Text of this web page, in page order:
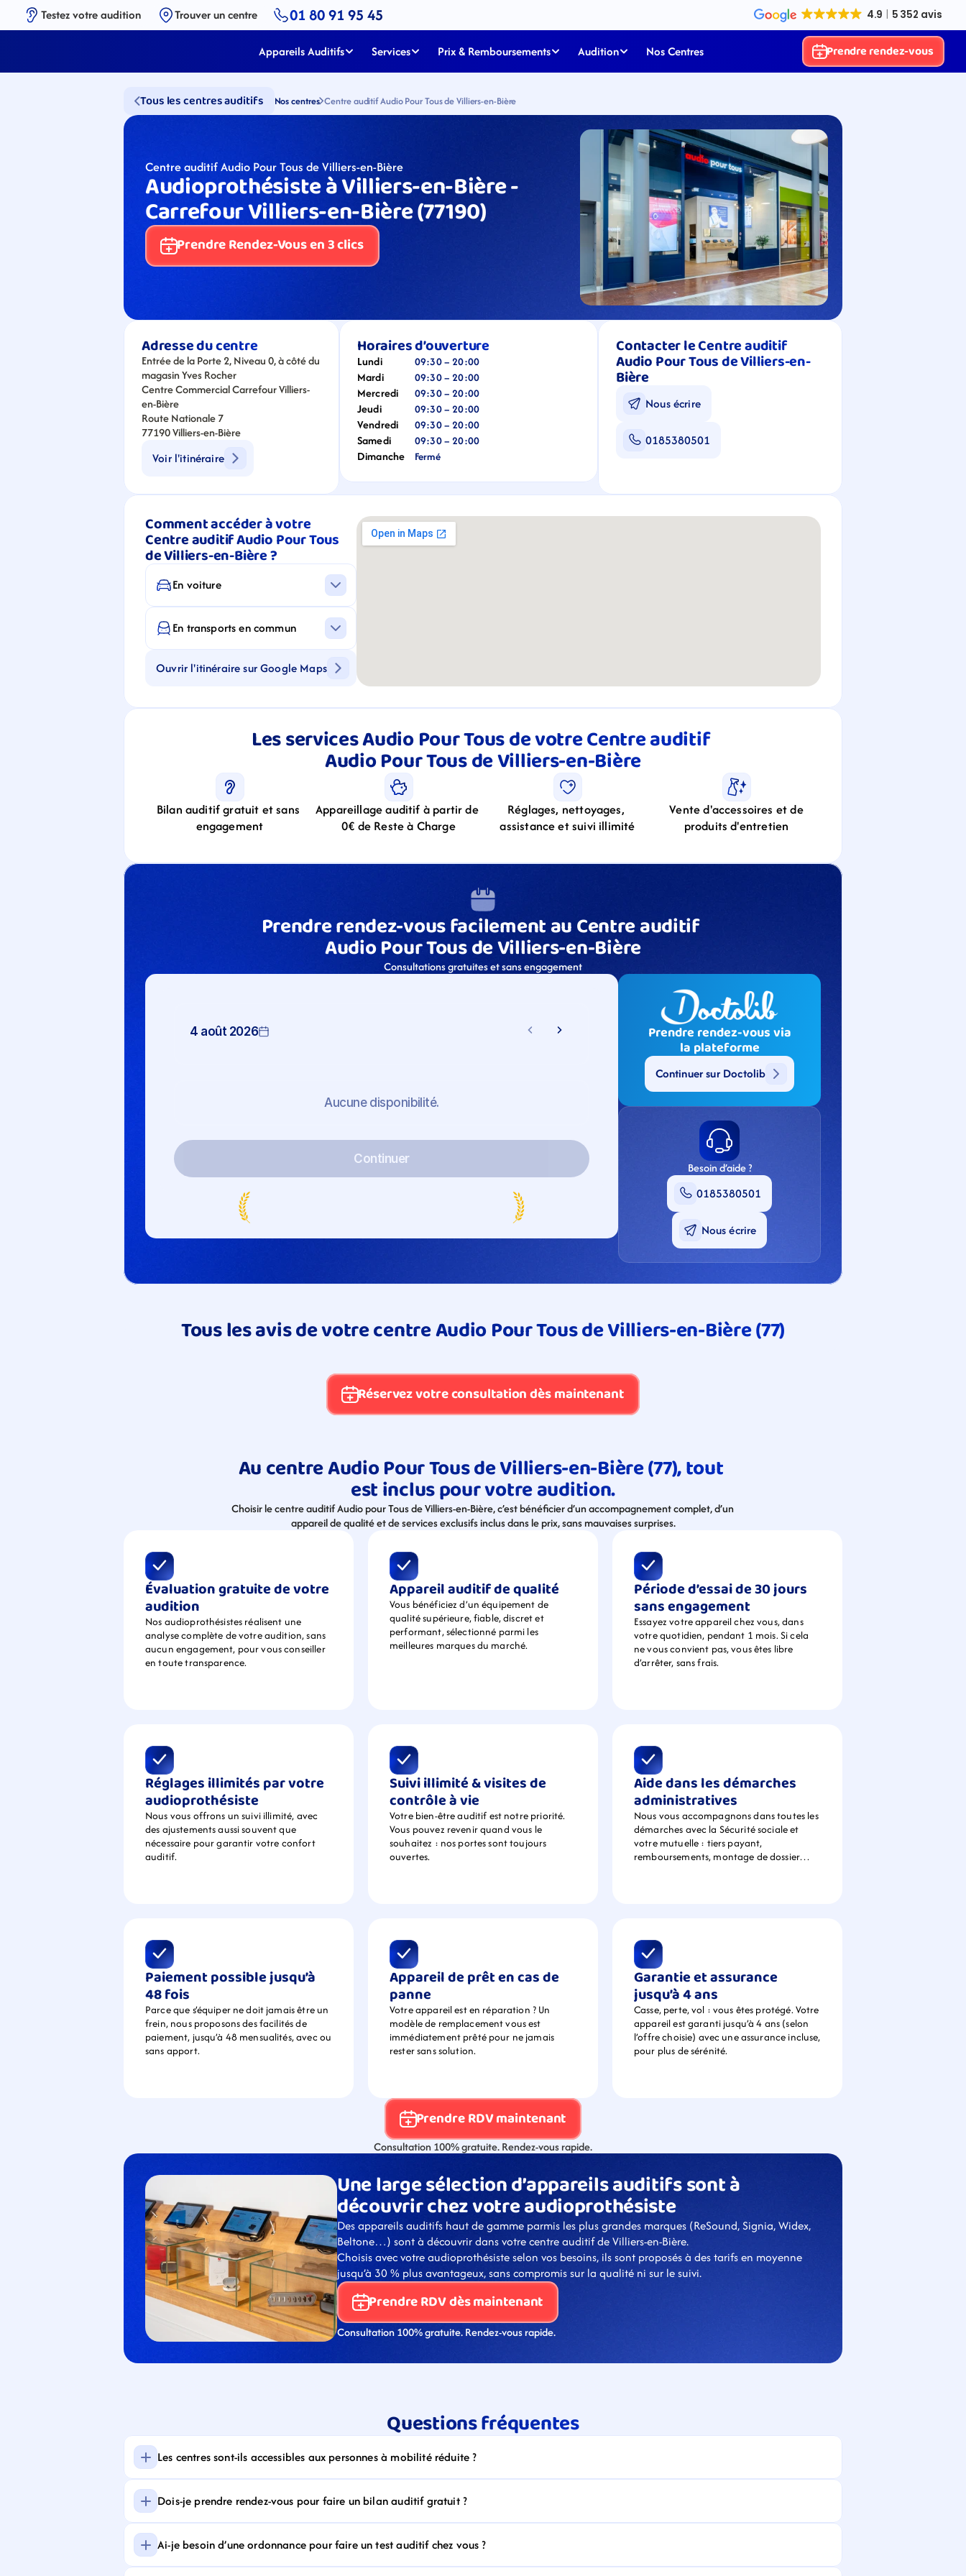
Testez votre audition Trouver un centre 01 80 91 95 45
Appareils Auditifs Services Prix & Remboursements Audition Nos Centres Prendre rendez-vous
Tous les centres auditifs Nos centres Centre auditif Audio Pour Tous de Villiers-en-Bière
Centre auditif Audio Pour Tous de Villiers-en-Bière
Audioprothésiste à Villiers-en-Bière -
Carrefour Villiers-en-Bière (77190)
Prendre Rendez-Vous en 3 clics
Adresse du centre
Entrée de la Porte 2, Niveau 0, à côté du
magasin Yves Rocher
Centre Commercial Carrefour Villiers-
en-Bière
Route Nationale 7
77190 Villiers-en-Bière
Voir l'itinéraire
Horaires d’ouverture
Lundi 09:30 – 20:00
Mardi 09:30 – 20:00
Mercredi 09:30 – 20:00
Jeudi 09:30 – 20:00
Vendredi 09:30 – 20:00
Samedi 09:30 – 20:00
Dimanche Fermé
Contacter le Centre auditif
Audio Pour Tous de Villiers-en-
Bière
Nous écrire
0185380501
Comment accéder à votre
Centre auditif Audio Pour Tous
de Villiers-en-Bière ?
En voiture
En transports en commun
Ouvrir l'itinéraire sur Google Maps
Les services Audio Pour Tous de votre Centre auditif
Audio Pour Tous de Villiers-en-Bière
Bilan auditif gratuit et sans
engagement
Appareillage auditif à partir de
0€ de Reste à Charge
Réglages, nettoyages,
assistance et suivi illimité
Vente d'accessoires et de
produits d'entretien
Prendre rendez-vous facilement au Centre auditif
Audio Pour Tous de Villiers-en-Bière
Consultations gratuites et sans engagement
4 août 2026
Aucune disponibilité.
Continuer
Prendre rendez-vous via
la plateforme
Continuer sur Doctolib
Besoin d’aide ?
0185380501
Nous écrire
Tous les avis de votre centre Audio Pour Tous de Villiers-en-Bière (77)
Réservez votre consultation dès maintenant
Au centre Audio Pour Tous de Villiers-en-Bière (77), tout
est inclus pour votre audition.
Choisir le centre auditif Audio pour Tous de Villiers-en-Bière, c’est bénéficier d’un accompagnement complet, d’un
appareil de qualité et de services exclusifs inclus dans le prix, sans mauvaises surprises.
Évaluation gratuite de votre
audition
Nos audioprothésistes réalisent une
analyse complète de votre audition, sans
aucun engagement, pour vous conseiller
en toute transparence.
Appareil auditif de qualité
Vous bénéficiez d’un équipement de
qualité supérieure, fiable, discret et
performant, sélectionné parmi les
meilleures marques du marché.
Période d’essai de 30 jours
sans engagement
Essayez votre appareil chez vous, dans
votre quotidien, pendant 1 mois. Si cela
ne vous convient pas, vous êtes libre
d’arrêter, sans frais.
Réglages illimités par votre
audioprothésiste
Nous vous offrons un suivi illimité, avec
des ajustements aussi souvent que
nécessaire pour garantir votre confort
auditif.
Suivi illimité & visites de
contrôle à vie
Votre bien-être auditif est notre priorité.
Vous pouvez revenir quand vous le
souhaitez : nos portes sont toujours
ouvertes.
Aide dans les démarches
administratives
Nous vous accompagnons dans toutes les
démarches avec la Sécurité sociale et
votre mutuelle : tiers payant,
remboursements, montage de dossier…
Paiement possible jusqu’à
48 fois
Parce que s’équiper ne doit jamais être un
frein, nous proposons des facilités de
paiement, jusqu’à 48 mensualités, avec ou
sans apport.
Appareil de prêt en cas de
panne
Votre appareil est en réparation ? Un
modèle de remplacement vous est
immédiatement prêté pour ne jamais
rester sans solution.
Garantie et assurance
jusqu’à 4 ans
Casse, perte, vol : vous êtes protégé. Votre
appareil est garanti jusqu’à 4 ans (selon
l’offre choisie) avec une assurance incluse,
pour plus de sérénité.
Prendre RDV maintenant
Consultation 100% gratuite. Rendez-vous rapide.
Une large sélection d’appareils auditifs sont à
découvrir chez votre audioprothésiste
Des appareils auditifs haut de gamme parmis les plus grandes marques (ReSound, Signia, Widex,
Beltone…) sont à découvrir dans votre centre auditif de Villiers-en-Bière.
Choisis avec votre audioprothésiste selon vos besoins, ils sont proposés à des tarifs en moyenne
jusqu’à 30 % plus avantageux, sans compromis sur la qualité ni sur le suivi.
Prendre RDV dès maintenant
Consultation 100% gratuite. Rendez-vous rapide.
Questions fréquentes
Les centres sont-ils accessibles aux personnes à mobilité réduite ?
Dois-je prendre rendez-vous pour faire un bilan auditif gratuit ?
Ai-je besoin d’une ordonnance pour faire un test auditif chez vous ?